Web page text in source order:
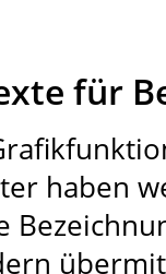
für
haben